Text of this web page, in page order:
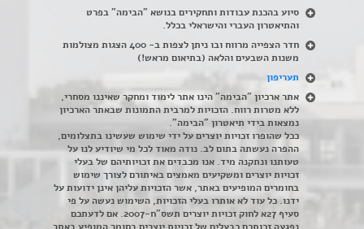
סיוע בהכנת עבודות ותחקירים בנושא "הבימה" בפרט
והתיאטרון העברי והישראלי בכלל.
חדר הצפייה מרווח ובו ניתן לצפות ב- 400 הצגות מצולמות
משנות השבעים והלאה (בתיאום מראש!)
תעריפון
אתר ארכיון "הבימה" הינו אתר לימוד ומחקר שאיננו מסחרי,
ללא מטרות רווח. הזכויות למרבית התמונות שבאתר הארכיון
נמצאות בידי תיאטרון "הבימה".
ככל שהופרו זכויות יוצרים על ידי שימוש שעשינו בתצלומים,
ההפרה נעשתה בתום לב. נודה מאוד לכל מי שיודיע לנו על
טעותנו ונתקנה מיד. אנו מכבדים את זכויותיהם של בעלי
זכויות יוצרים ומשקיעים מאמצים באיתורם לצורך שימוש
בחומרים המופיעים באתר, אשר הזכויות עליהן אינן ידועות על
ידנו. כל עוד לא אותרו בעלי הזכויות, השימוש נעשה על פי
סעיף 27א לחוק זכויות יוצרים תשס"ח-2007. אם לדעתכם